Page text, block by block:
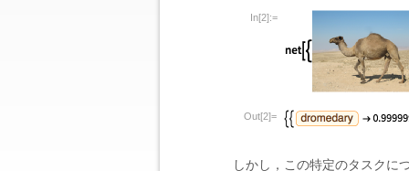
In[2]:=
Out[2]=
しかし，この特定のタスクに